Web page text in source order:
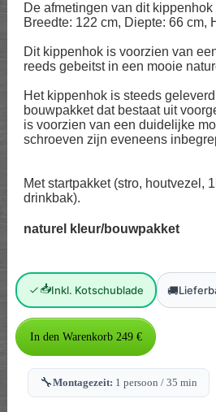
De afmetingen van dit kippenhok
Breedte: 122 cm, Diepte: 66 cm,
Dit kippenhok is voorzien van
reeds gebeitst in een mooie
Het kippenhok is steeds
bouwpakket dat bestaat uit
is voorzien van een duidelijke
schroeven zijn eveneens
Met startpakket (stro, houtvezel,
drinkbak).
naturel kleur/bouwpakket
📥Inkl. Kotschublade 🚚
🔧Montagezeit: 1 persoon / 35 min